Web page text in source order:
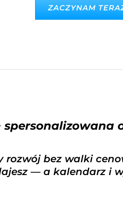
ZACZYNAM
bez walki
— a kalendarz i